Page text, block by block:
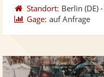
Standort: Berlin (DE) -
Gage: auf Anfrage